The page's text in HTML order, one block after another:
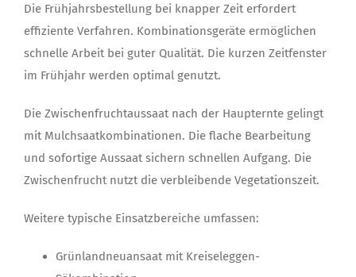
Die Frühjahrsbestellung bei knapper Zeit erfordert
effiziente Verfahren. Kombinationsgeräte ermöglichen
schnelle Arbeit bei guter Qualität. Die kurzen Zeitfenster
im Frühjahr werden optimal genutzt.
Die Zwischenfruchtaussaat nach der Haupternte gelingt
mit Mulchsaatkombinationen. Die flache Bearbeitung
und sofortige Aussaat sichern schnellen Aufgang. Die
Zwischenfrucht nutzt die verbleibende Vegetationszeit.
Weitere typische Einsatzbereiche umfassen:
Grünlandneuansaat mit Kreiseleggen-